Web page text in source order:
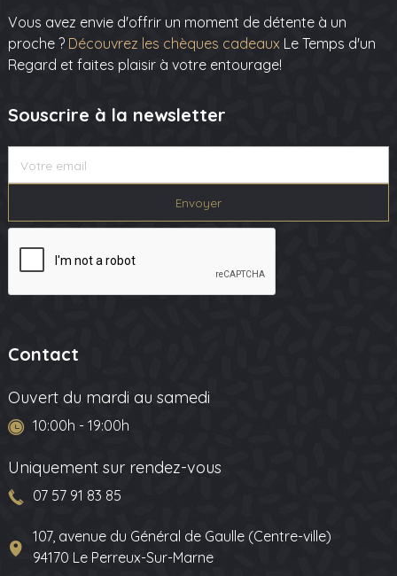
Vous avez envie d'offrir un moment de détente à un
proche ? Découvrez les chèques cadeauxLe Temps d'un
Regard et faites plaisir à votre entourage!
Souscrire à la newsletter
Contact
Ouvert du mardi au samedi
10:00h - 19:00h
Uniquement sur rendez-vous
07 57 91 83 85
107, avenue du Général de Gaulle (Centre-ville)
94170 Le Perreux-Sur-Marne